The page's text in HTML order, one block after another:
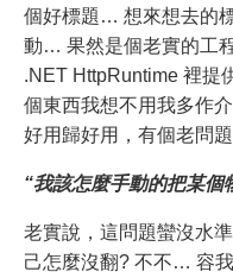
個好標題… 想來想去的
動… 果然是個老實的工
.NET HttpRuntime 裡提
個東西我想不用我多作
好用歸好用，有個老問
“我該怎麼手動的把某
老實說，這問題蠻沒水
己怎麼沒翻? 不不… 容